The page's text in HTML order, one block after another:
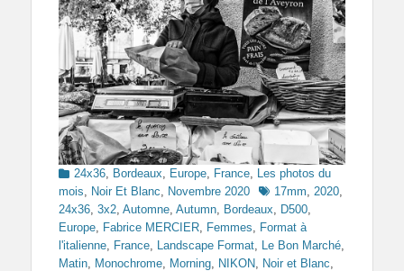
Categories
24x36 Bordeaux Europe France
Les photos du
mois
Noir Et Blanc Novembre 2020 Tags17mm 2020
24x36 3x2 Automne Autumn Bordeaux D500
Europe
Fabrice MERCIER Femmes
Format à
l'italienne
France Landscape Format Le Bon Marché
Matin
Monochrome Morning NIKON Noir et Blanc